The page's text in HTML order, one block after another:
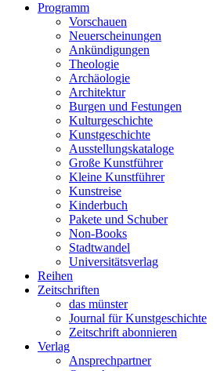
Programm
Vorschauen
Neuerscheinungen
Ankündigungen
Theologie
Archäologie
Architektur
Burgen und Festungen
Kulturgeschichte
Kunstgeschichte
Ausstellungskataloge
Große Kunstführer
Kleine Kunstführer
Kunstreise
Kinderbuch
Pakete und Schuber
Non-Books
Stadtwandel
Universitätsverlag
Reihen
Zeitschriften
das münster
Journal für Kunstgeschichte
Zeitschrift abonnieren
Verlag
Ansprechpartner